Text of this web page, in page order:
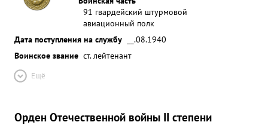
91 гвардейский штурмовой
авиационный полк
Дата поступления на службу
__.08.1940
Воинское звание ст. лейтенант
Ещё
Орден Отечественной войны II степени